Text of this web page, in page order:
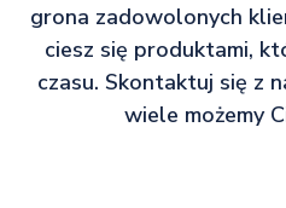
grona zadowolonych
ciesz się produktami,
czasu. Skontaktuj się z
wiele możemy